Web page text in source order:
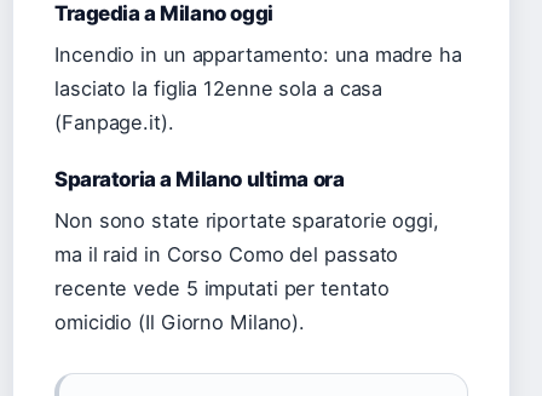
Tragedia a Milano oggi
Incendio in un appartamento: una madre ha
lasciato la figlia 12enne sola a casa
(Fanpage.it).
Sparatoria a Milano ultima ora
Non sono state riportate sparatorie oggi,
ma il raid in Corso Como del passato
recente vede 5 imputati per tentato
omicidio (Il Giorno Milano).